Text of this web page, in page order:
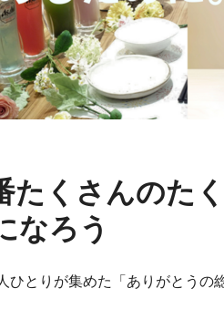
たくさんのた
なろう
ひとりが集めた「ありがとうの